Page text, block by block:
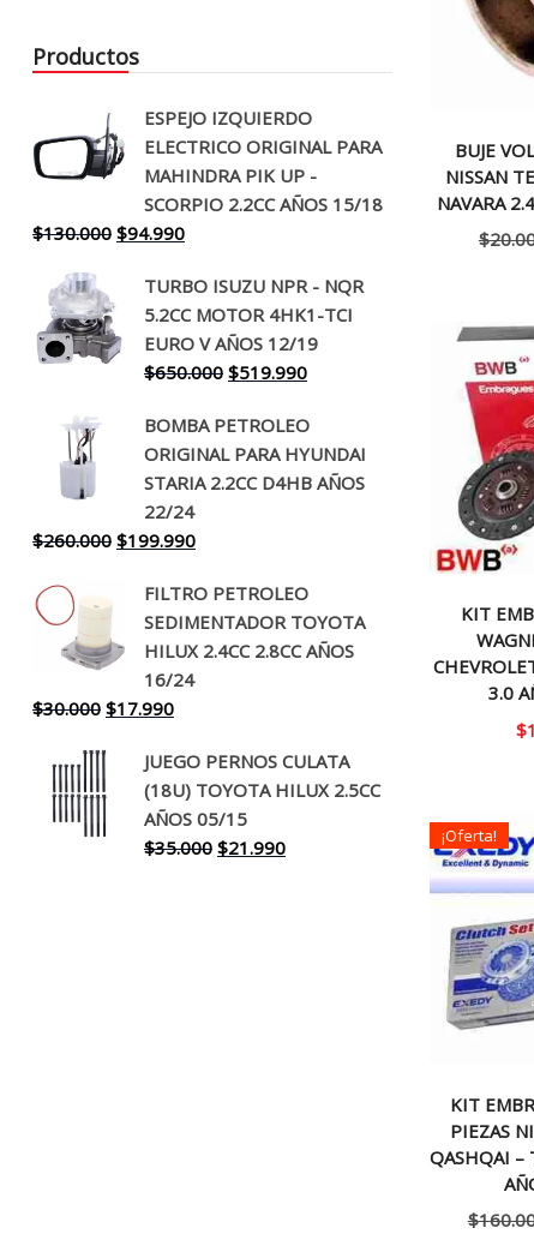
Productos
ESPEJO IZQUIERDO
ELECTRICO ORIGINAL PARA
MAHINDRA PIK UP -
SCORPIO 2.2CC AÑOS 15/18
$130.000 El
original
era:
$130.000.
$94.990El
actual
es:
$94.990.
TURBO ISUZU NPR - NQR
5.2CC MOTOR 4HK1-TCI
EURO V AÑOS 12/19
$650.000 El
original
era:
$650.000.
$519.990El
actual
es:
$519.990.
BOMBA PETROLEO
ORIGINAL PARA HYUNDAI
STARIA 2.2CC D4HB AÑOS
22/24
$260.000 El
original
era:
$260.000.
$199.990El
actual
es:
$199.990.
FILTRO PETROLEO
SEDIMENTADOR TOYOTA
HILUX 2.4CC 2.8CC AÑOS
16/24
$30.000 El
original
era:
$30.000.
$17.990El
actual
es:
$17.990.
JUEGO PERNOS CULATA
(18U) TOYOTA HILUX 2.5CC
AÑOS 05/15
$35.000 El
$21.990El
BUJE
NISSAN
NAVARA
$
KIT
3.0
$
¡Oferta!
KIT
PIEZAS
QASHQAI –
$